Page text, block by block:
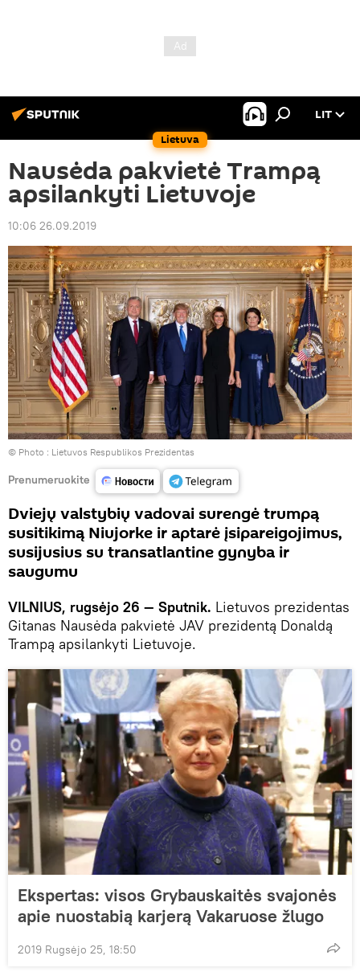
Lietuva
LIT
Nausėda pakvietė Trampą
apsilankyti Lietuvoje
10:06 26.09.2019
© Photo : Lietuvos Respublikos Prezidentas
Prenumeruokite
Dviejų valstybių vadovai surengė trumpą
susitikimą Niujorke ir aptarė įsipareigojimus,
susijusius su transatlantine gynyba ir
saugumu
VILNIUS, rugsėjo 26 — Sputnik. Lietuvos prezidentas
Gitanas Nausėda pakvietė JAV prezidentą Donaldą
Trampą apsilankyti Lietuvoje.
Ekspertas: visos Grybauskaitės svajonės
apie nuostabią karjerą Vakaruose žlugo
2019 Rugsėjo 25, 18:50